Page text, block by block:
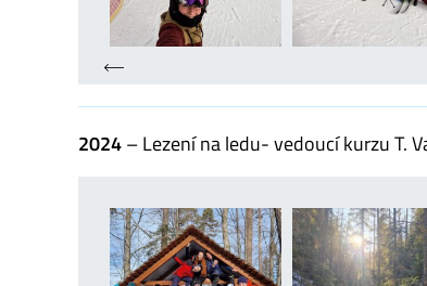
2024– Lezení na ledu- vedoucí kurzu T.